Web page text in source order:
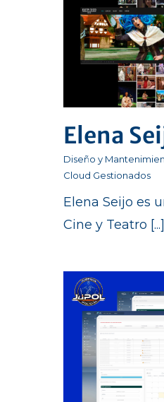
Elena
Diseño y
Cloud Gestionados
Elena Seijo es
Cine y Teatro [...]